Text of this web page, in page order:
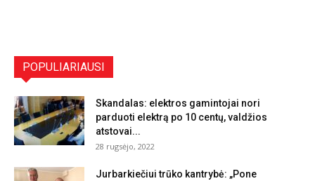
POPULIARIAUSI
Skandalas: elektros gamintojai nori
parduoti elektrą po 10 centų, valdžios
atstovai...
28 rugsėjo, 2022
Jurbarkiečiui trūko kantrybė: „Pone